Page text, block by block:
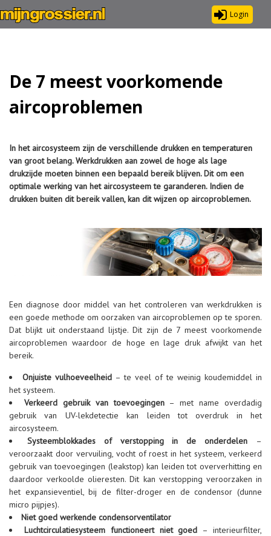
Login
De 7 meest voorkomende
aircoproblemen
In het aircosysteem zijn de verschillende drukken en temperaturen
van groot belang. Werkdrukken aan zowel de hoge als lage
drukzijde moeten binnen een bepaald bereik blijven. Dit om een
optimale werking van het aircosysteem te garanderen. Indien de
drukken buiten dit bereik vallen, kan dit wijzen op aircoproblemen.
Een diagnose door middel van het controleren van werkdrukken is
een goede methode om oorzaken van aircoproblemen op te sporen.
Dat blijkt uit onderstaand lijstje. Dit zijn de 7 meest voorkomende
aircoproblemen waardoor de hoge en lage druk afwijkt van het
bereik.
Onjuiste vulhoeveelheid – te veel of te weinig koudemiddel in
het systeem.
Verkeerd gebruik van toevoegingen– met name overdadig
gebruik van UV-lekdetectie kan leiden tot overdruk in het
aircosysteem.
Systeemblokkades of verstopping in de onderdelen
–
veroorzaakt door vervuiling, vocht of roest in het systeem, verkeerd
gebruik van toevoegingen (leakstop) kan leiden tot oververhitting en
daardoor verkoolde olieresten. Dit kan verstopping veroorzaken in
het expansieventiel, bij de filter-droger en de condensor (dunne
micro pijpjes).
Niet goed werkende condensorventilator
Luchtcirculatiesysteem functioneert niet goed – interieurfilter,